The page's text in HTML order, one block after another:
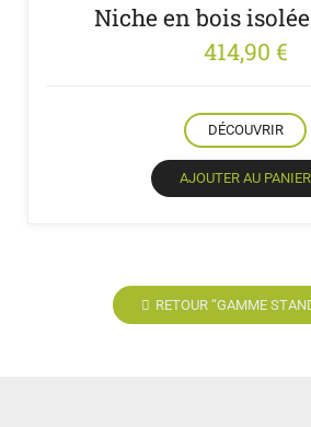
Niche en bois
414,90 €
DÉCOUVRIR
AJOUTER AU PANIER
RETOUR “GAMME